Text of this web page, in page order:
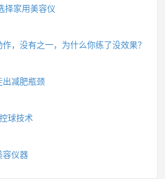
择家用美容仪
，没有之一，为什么你练了没效果？
出减肥瓶颈
球技术
容仪器